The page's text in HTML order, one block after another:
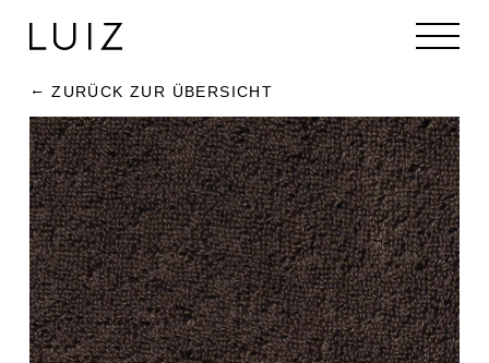
ZURÜCK ZUR ÜBERSICHT